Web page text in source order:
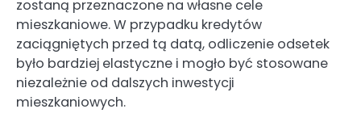
zostaną przeznaczone na własne cele
mieszkaniowe. W przypadku kredytów
zaciągniętych przed tą datą, odliczenie odsetek
było bardziej elastyczne i mogło być stosowane
niezależnie od dalszych inwestycji
mieszkaniowych.